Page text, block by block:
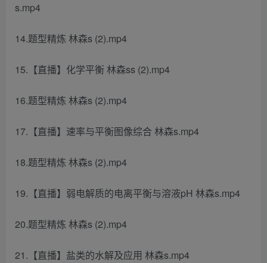
s.mp4
14.题型精炼 林森s (2).mp4
15.【直播】化学平衡 林森ss (2).mp4
16.题型精炼 林森s (2).mp4
17.【直播】速率与平衡图像综合 林森s.mp4
18.题型精炼 林森s (2).mp4
19.【直播】弱电解质的电离平衡与溶液pH 林森s.mp4
20.题型精炼 林森s (2).mp4
21.【直播】盐类的水解及应用 林森s.mp4